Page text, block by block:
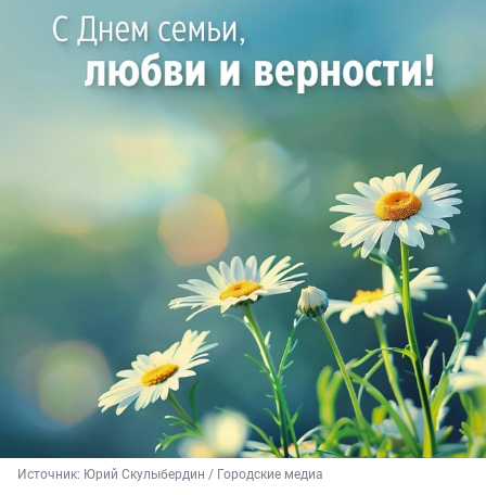
Источник: Юрий Скулыбердин / Городские медиа